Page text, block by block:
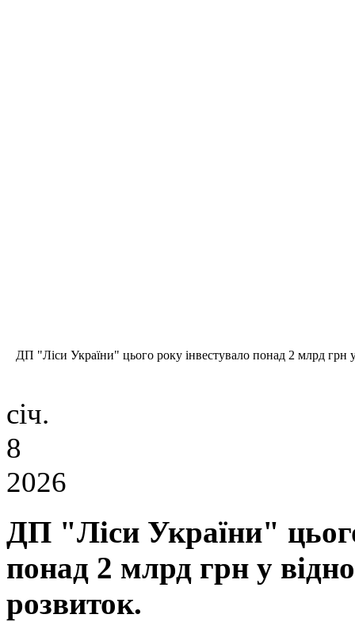
ДП "Ліси України" цього року інвестувало понад 2 млрд грн
січ.
8
2026
ДП "Ліси України"
понад 2 млрд грн у
розвиток.